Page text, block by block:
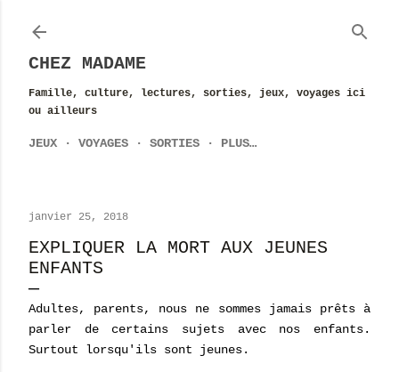
CHEZ MADAME
Famille, culture, lectures, sorties, jeux, voyages ici
ou ailleurs
JEUX VOYAGES SORTIES PLUS…
janvier 25, 2018
EXPLIQUER LA MORT AUX JEUNES
ENFANTS
Adultes, parents, nous ne sommes jamais prêts à
parler de certains sujets avec nos enfants.
Surtout lorsqu'ils sont jeunes.